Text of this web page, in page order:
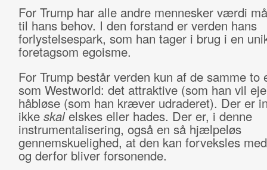
For Trump har alle andre mennesker værdi
til hans behov. I den forstand er verden hans
forlystelsespark, som han tager i brug i en
foretagsom egoisme.
For Trump består verden kun af de samme to
som Westworld: det attraktive (som han vil
håbløse (som han kræver udraderet). Der er
ikke skalelskes eller hades. Der er, i denne
instrumentalisering, også en så hjælpeløs
gennemskuelighed, at den kan forveksles
og derfor bliver forsonende.